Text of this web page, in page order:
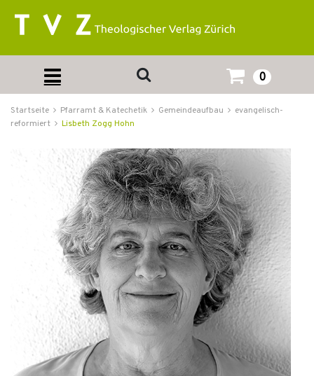
0
Startseite Pfarramt & Katechetik Gemeindeaufbau
evangelisch-
reformiert
Lisbeth Zogg Hohn